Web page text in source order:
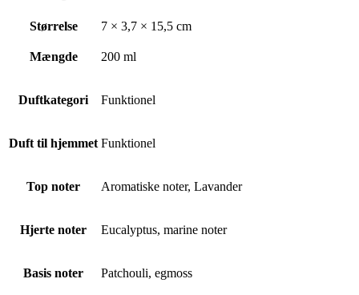
Størrelse 7 × 3,7 × 15,5 cm
Mængde 200 ml
Duftkategori Funktionel
Duft til hjemmet Funktionel
Top noter Aromatiske noter, Lavander
Hjerte noter Eucalyptus, marine noter
Basis noter Patchouli, egmoss